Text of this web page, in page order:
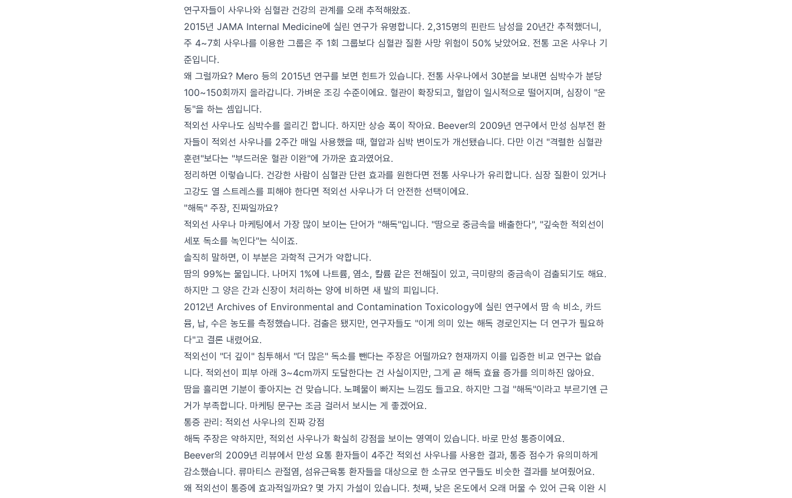
연구자들이 사우나와 심혈관 건강의 관계를 오래 추적해왔죠.
2015년 JAMA Internal Medicine에 실린 연구가 유명합니다. 2,315명의 핀란드 남성을 20년간 추적했더니,
주 4~7회 사우나를 이용한 그룹은 주 1회 그룹보다 심혈관 질환 사망 위험이 50% 낮았어요. 전통 고온 사우나 기
준입니다.
왜 그럴까요? Mero 등의 2015년 연구를 보면 힌트가 있습니다. 전통 사우나에서 30분을 보내면 심박수가 분당
100~150회까지 올라갑니다. 가벼운 조깅 수준이에요. 혈관이 확장되고, 혈압이 일시적으로 떨어지며, 심장이 "운
동"을 하는 셈입니다.
적외선 사우나도 심박수를 올리긴 합니다. 하지만 상승 폭이 작아요. Beever의 2009년 연구에서 만성 심부전 환
자들이 적외선 사우나를 2주간 매일 사용했을 때, 혈압과 심박 변이도가 개선됐습니다. 다만 이건 "격렬한 심혈관
훈련"보다는 "부드러운 혈관 이완"에 가까운 효과였어요.
정리하면 이렇습니다. 건강한 사람이 심혈관 단련 효과를 원한다면 전통 사우나가 유리합니다. 심장 질환이 있거나
고강도 열 스트레스를 피해야 한다면 적외선 사우나가 더 안전한 선택이에요.
"해독" 주장, 진짜일까요?
적외선 사우나 마케팅에서 가장 많이 보이는 단어가 "해독"입니다. "땀으로 중금속을 배출한다", "깊숙한 적외선이
세포 독소를 녹인다"는 식이죠.
솔직히 말하면, 이 부분은 과학적 근거가 약합니다.
땀의 99%는 물입니다. 나머지 1%에 나트륨, 염소, 칼륨 같은 전해질이 있고, 극미량의 중금속이 검출되기도 해요.
하지만 그 양은 간과 신장이 처리하는 양에 비하면 새 발의 피입니다.
2012년 Archives of Environmental and Contamination Toxicology에 실린 연구에서 땀 속 비소, 카드
뮴, 납, 수은 농도를 측정했습니다. 검출은 됐지만, 연구자들도 "이게 의미 있는 해독 경로인지는 더 연구가 필요하
다"고 결론 내렸어요.
적외선이 "더 깊이" 침투해서 "더 많은" 독소를 뺀다는 주장은 어떨까요? 현재까지 이를 입증한 비교 연구는 없습
니다. 적외선이 피부 아래 3~4cm까지 도달한다는 건 사실이지만, 그게 곧 해독 효율 증가를 의미하진 않아요.
땀을 흘리면 기분이 좋아지는 건 맞습니다. 노폐물이 빠지는 느낌도 들고요. 하지만 그걸 "해독"이라고 부르기엔 근
거가 부족합니다. 마케팅 문구는 조금 걸러서 보시는 게 좋겠어요.
통증 관리: 적외선 사우나의 진짜 강점
해독 주장은 약하지만, 적외선 사우나가 확실히 강점을 보이는 영역이 있습니다. 바로 만성 통증이에요.
Beever의 2009년 리뷰에서 만성 요통 환자들이 4주간 적외선 사우나를 사용한 결과, 통증 점수가 유의미하게
감소했습니다. 류마티스 관절염, 섬유근육통 환자들을 대상으로 한 소규모 연구들도 비슷한 결과를 보여줬어요.
왜 적외선이 통증에 효과적일까요? 몇 가지 가설이 있습니다. 첫째, 낮은 온도에서 오래 머물 수 있어 근육 이완 시